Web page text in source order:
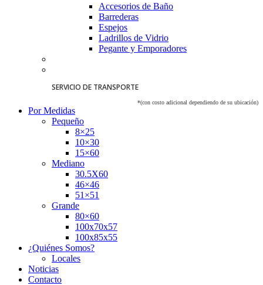
Accesorios de Baño
Barrederas
Espejos
Ladrillos de Vidrio
Pegante y Emporadores
SERVICIO DE TRANSPORTE
*(con costo adicional dependiendo de su ubicación)
Por Medidas
Pequeño
8×25
10×30
15×60
Mediano
30.5X60
46×46
51×51
Grande
80×60
100x70x57
100x85x55
¿Quiénes Somos?
Locales
Noticias
Contacto